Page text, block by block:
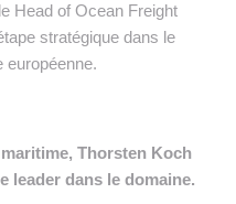
Head of Ocean Freight
stratégique dans le
européenne.
Thorsten Koch
leader dans le domaine.